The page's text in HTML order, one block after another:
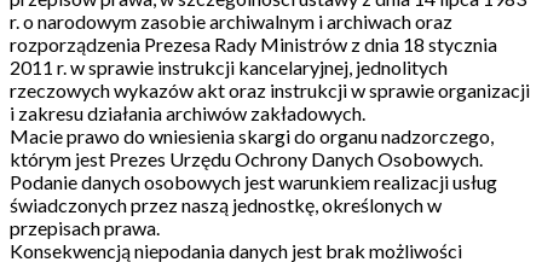
r. o narodowym zasobie archiwalnym i archiwach oraz
rozporządzenia Prezesa Rady Ministrów z dnia 18 stycznia
2011 r. w sprawie instrukcji kancelaryjnej, jednolitych
rzeczowych wykazów akt oraz instrukcji w sprawie organizacji
i zakresu działania archiwów zakładowych.
Macie prawo do wniesienia skargi do organu nadzorczego,
którym jest Prezes Urzędu Ochrony Danych Osobowych.
Podanie danych osobowych jest warunkiem realizacji usług
świadczonych przez naszą jednostkę, określonych w
przepisach prawa.
Konsekwencją niepodania danych jest brak możliwości